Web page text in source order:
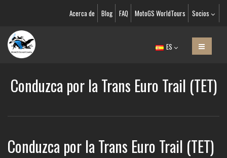
Acerca de Blog FAQ MotoGS WorldTours Socios
ES
Conduzca por la Trans Euro Trail (TET)
Conduzca por la Trans Euro Trail (TET)